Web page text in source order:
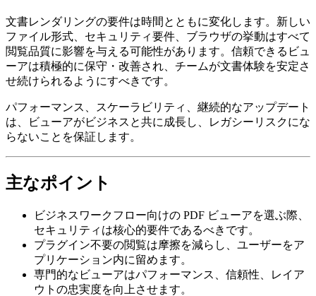
文書レンダリングの要件は時間とともに変化します。新しい
ファイル形式、セキュリティ要件、ブラウザの挙動はすべて
閲覧品質に影響を与える可能性があります。信頼できるビュ
ーアは積極的に保守・改善され、チームが文書体験を安定さ
せ続けられるようにすべきです。
パフォーマンス、スケーラビリティ、継続的なアップデート
は、ビューアがビジネスと共に成長し、レガシーリスクにな
らないことを保証します。
主なポイント
ビジネスワークフロー向けの PDF ビューアを選ぶ際、
セキュリティは核心的要件であるべきです。
プラグイン不要の閲覧は摩擦を減らし、ユーザーをア
プリケーション内に留めます。
専門的なビューアはパフォーマンス、信頼性、レイア
ウトの忠実度を向上させます。